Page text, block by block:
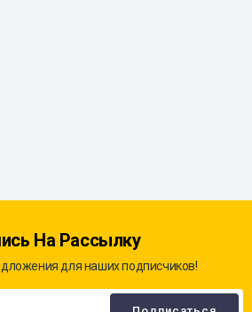
На Рассылку
для наших подписчиков!